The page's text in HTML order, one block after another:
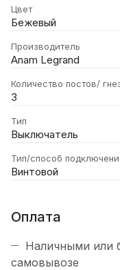
Цвет
Бежевый
Производитель
Anam Legrand
Количество постов/
3
Тип
Выключатель
Тип/способ
Винтовой
Оплата
Наличными или
самовывозе